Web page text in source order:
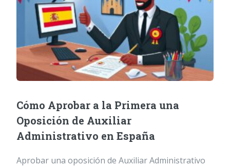
Cómo Aprobar a la Primera una
Oposición de Auxiliar
Administrativo en España
Aprobar una oposición de Auxiliar Administrativo